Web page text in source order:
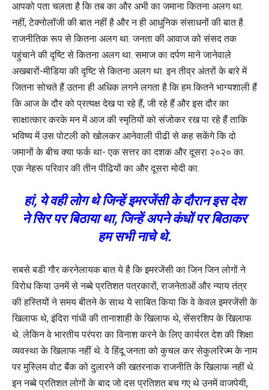
आपको पता चलता है कि तब का और अभी का जमाना कितना अलग था.
नहीं, टेक्नोलॉजी की बात नहीं है और न ही आधुनिक संसाधनों की बात है.
राजनीतिक रूप से कितना अलग था. जनता की आवाज को संसद तक
पहुंचाने की दृष्टि से कितना अलग था. समाज का दर्पण माने जानेवाले
अखबारों-मीडिया की दृष्टि से कितना अलग था. इन तीव्र अंतरों के बारे में
जितना सोचते हैं उतना ही अधिक लगने लगता है कि हम कितने भाग्यशाली हैं
कि आज के दौर को प्रत्यक्ष देख पा रहे हैं, जी रहे हैं और इस दौर का
साक्षात्कार करके मन में आज की स्मृतियों को संजोकर रख पा रहे हैं ताकि
भविष्य में उस पोटली को खोलकर आनेवाली पीढी से कह सकेंगे कि दो
जमानों के बीच क्या फर्क था- एक सत्तर का दशक और दूसरा २०२० का.
एक नेहरू परिवार की तीन पीढियों का और दूसरा मोदी का.
हां, ये वही लोग थे जिन्हें इमरजेंसी के दौरान इस देश
ने सिर पर बिठाया था, जिन्हें अपने कंधों पर बिठाकर
हम सभी नाचे थे.
सबसे बडी गौर करनेलायक बात ये है कि इमरजेंसी का जिन जिन लोगों ने
विरोध किया उनमें से नब्बे प्रतिशत पत्रकारों, राजनेताओं और न्याय तंत्र
की हस्तियों ने समय बीतने के साथ ये साबित किया कि वे केवल इमरजेंसी के
खिलाफ थे, इंदिरा गांधी की तानाशाही के खिलाफ थे, सेंसरशिप के खिलाफ
थे. लेकिन वे भारतीय परंपरा का विनाश करने के लिए कार्यरत देश की शिक्षा
व्यवस्था के खिलाफ नहीं थे. वे हिंदू जनता को कुचल कर सेकुलरिज्म के नाम
पर मुस्लिम वोट बैंक को दुलारने की खतरनाक राजनीति के खिलाफ नहीं थे.
इन नब्बे प्रतिशत लोगों के बाद जो दस प्रतिशत बच गए थे उनमें वाजपेयी,